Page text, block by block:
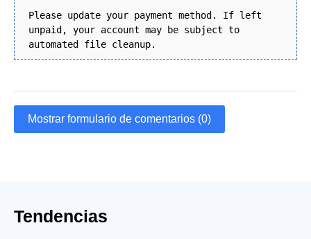
Please update your payment method. If left
unpaid, your account may be subject to
automated file cleanup.
Mostrar formulario de comentarios (0)
Tendencias